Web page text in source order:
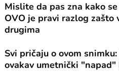
Mislite da pas zna kako
OVO je pravi razlog zašto
drugima
Svi pričaju o ovom
ovakav umetnički